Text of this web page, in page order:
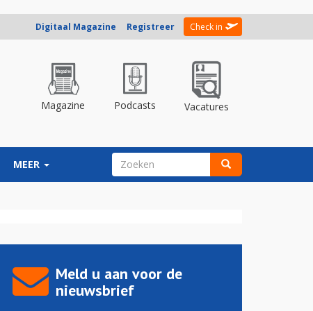
Digitaal Magazine Registreer Check in
Magazine Podcasts Vacatures
MEER ZOEKVELD
Meld u aan voor de
nieuwsbrief